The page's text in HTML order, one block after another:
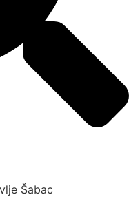
Šabac⁣